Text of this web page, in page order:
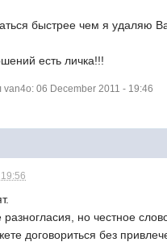
быстрее чем я удаляю
есть личка!!!
06 December 2011 - 19:46
но честное
договориться без